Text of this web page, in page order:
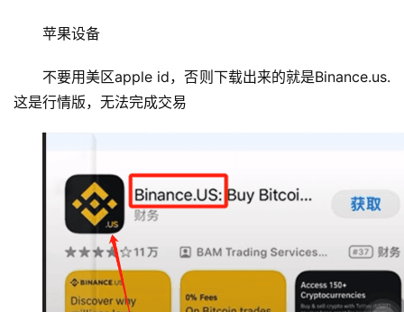
苹果设备
不要用美区apple id，否则下载出来的就是Binance.us.
这是行情版，无法完成交易